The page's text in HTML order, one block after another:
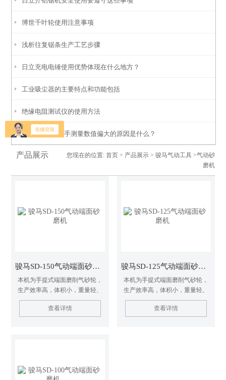
博世千叶轮使用注意事项
浅析往复锯条生产工艺步骤
日立充电电锤使用优势体现在什么地方？
工业吸尘器的主要特点和功能包括
绝缘电阻测试仪的使用方法
FACOM扭力扳手测量数值偏大的原因是什么？
产品展示 您现在的位置: 首页> 产品展示> 骏马气动工具>气动砂
磨机
骏马SD-150气动端面砂磨机
本机为手提式端面磨削气砂轮，
生产效率高，体积小，重量轻、
功率大，噪音小。 按装钢丝轮、
砂纸盘时可进行除锈和抛光工
查看详情
骏马SD-125气动端面砂磨机
本机为手提式端面磨削气砂轮，
生产效率高，体积小，重量轻、
功率大，噪音小。 按装钢丝轮、
砂纸盘时可进行除锈和抛光工
查看详情